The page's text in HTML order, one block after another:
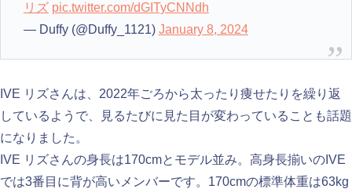
リズ pic.twitter.com/dGITyCNNdh
— Duffy (@Duffy_1121) January 8, 2024
IVE リズさんは、2022年ごろから太ったり痩せたりを繰り返
しているようで、見るたびに見た目が変わっていることも話題
になりました。
IVE リズさんの身長は170cmとモデル並み。高身長揃いのIVE
では3番目に背が高いメンバーです。170cmの標準体重は63kg